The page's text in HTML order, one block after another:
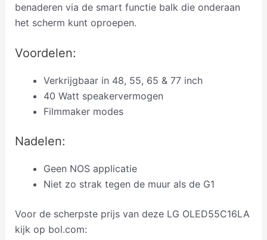
benaderen via de smart functie balk die onderaan
het scherm kunt oproepen.
Voordelen:
Verkrijgbaar in 48, 55, 65 & 77 inch
40 Watt speakervermogen
Filmmaker modes
Nadelen:
Geen NOS applicatie
Niet zo strak tegen de muur als de G1
Voor de scherpste prijs van deze LG OLED55C16LA
kijk op bol.com: